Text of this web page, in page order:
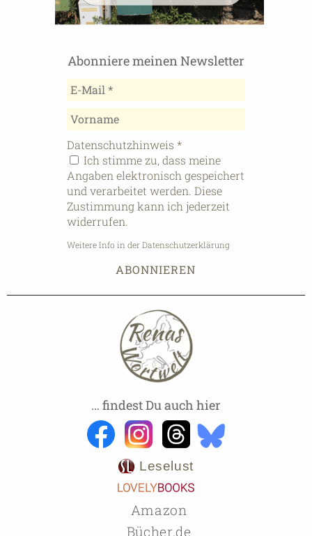
Abonniere meinen Newsletter
Datenschutzhinweis *
Ich stimme zu, dass meine
Angaben elektronisch gespeichert
und verarbeitet werden. Diese
Zustimmung kann ich jederzeit
widerrufen.
Weitere Info in der Datenschutzerklärung
… findest Du auch hier
Leselust
Amazon
Bücher.de